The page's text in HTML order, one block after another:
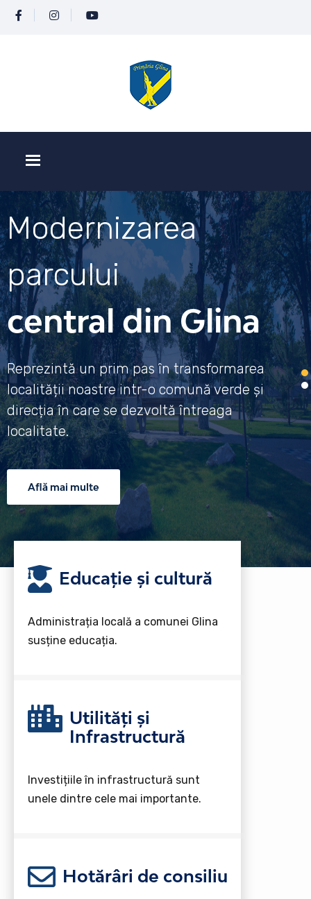
Modernizarea
parcului
central din Glina
Reprezintă un prim pas în transformarea
localității noastre intr-o comună verde și
direcția în care se dezvoltă întreaga
localitate.
Află mai multe
Educație și cultură
Administrația locală a comunei Glina
susține educația.
Utilități și
Infrastructură
Investițiile în infrastructură sunt
unele dintre cele mai importante.
Hotărâri de consiliu